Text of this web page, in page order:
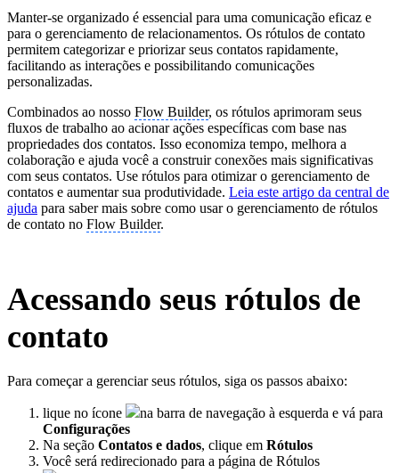
Manter-se organizado é essencial para uma comunicação eficaz e
para o gerenciamento de relacionamentos. Os rótulos de contato
permitem categorizar e priorizar seus contatos rapidamente,
facilitando as interações e possibilitando comunicações
personalizadas.
Combinados ao nosso Flow Builder, os rótulos aprimoram seus
fluxos de trabalho ao acionar ações específicas com base nas
propriedades dos contatos. Isso economiza tempo, melhora a
colaboração e ajuda você a construir conexões mais significativas
com seus contatos. Use rótulos para otimizar o gerenciamento de
contatos e aumentar sua produtividade. Leia este artigo da central de
ajuda para saber mais sobre como usar o gerenciamento de rótulos
de contato no Flow Builder.
Acessando seus rótulos de
contato
Para começar a gerenciar seus rótulos, siga os passos abaixo:
lique no ícone
na barra de navegação à esquerda e vá para
Configurações
Na seção Contatos e dados, clique em Rótulos
Você será redirecionado para a página de Rótulos